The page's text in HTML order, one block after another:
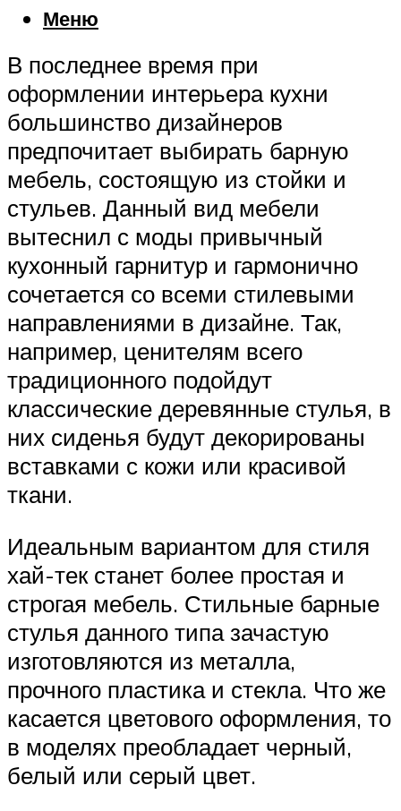
Меню
В последнее время при
оформлении интерьера кухни
большинство дизайнеров
предпочитает выбирать барную
мебель, состоящую из стойки и
стульев. Данный вид мебели
вытеснил с моды привычный
кухонный гарнитур и гармонично
сочетается со всеми стилевыми
направлениями в дизайне. Так,
например, ценителям всего
традиционного подойдут
классические деревянные стулья, в
них сиденья будут декорированы
вставками с кожи или красивой
ткани.
Идеальным вариантом для стиля
хай-тек станет более простая и
строгая мебель. Стильные барные
стулья данного типа зачастую
изготовляются из металла,
прочного пластика и стекла. Что же
касается цветового оформления, то
в моделях преобладает черный,
белый или серый цвет.